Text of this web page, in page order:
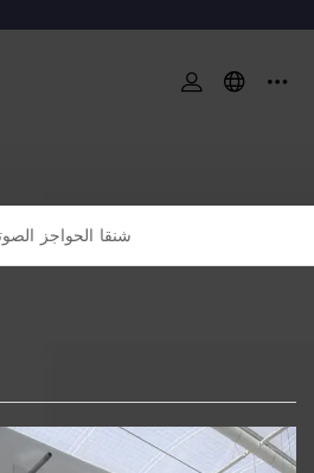
شنقا الحواجز